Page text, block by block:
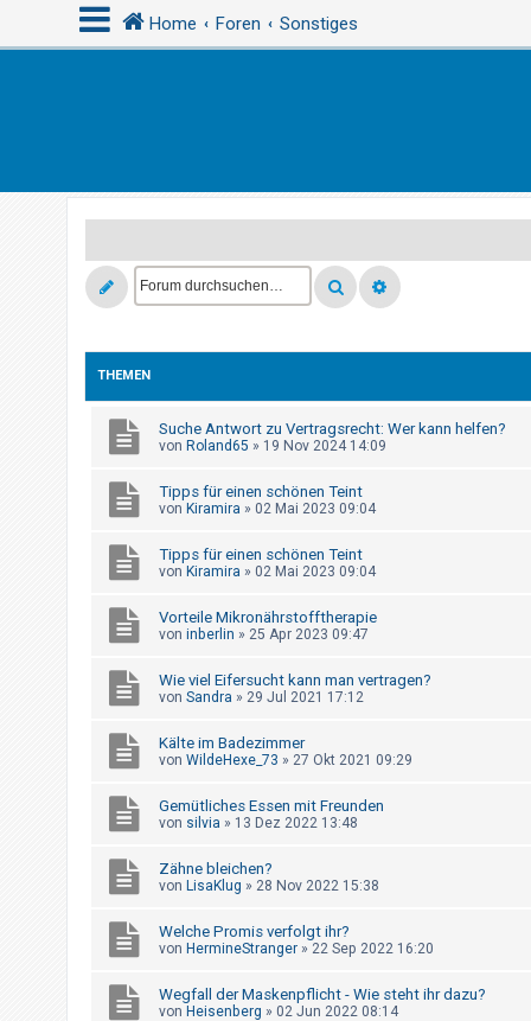
Home Foren Sonstiges
THEMEN
Suche Antwort zu Vertragsrecht: Wer kann helfen?
von Roland65 » 19 Nov 2024 14:09
Tipps für einen schönen Teint
von Kiramira » 02 Mai 2023 09:04
Tipps für einen schönen Teint
von Kiramira » 02 Mai 2023 09:04
Vorteile Mikronährstofftherapie
von inberlin » 25 Apr 2023 09:47
Wie viel Eifersucht kann man vertragen?
von Sandra » 29 Jul 2021 17:12
Kälte im Badezimmer
von WildeHexe_73 » 27 Okt 2021 09:29
Gemütliches Essen mit Freunden
von silvia » 13 Dez 2022 13:48
Zähne bleichen?
von LisaKlug » 28 Nov 2022 15:38
Welche Promis verfolgt ihr?
von HermineStranger » 22 Sep 2022 16:20
Wegfall der Maskenpflicht - Wie steht ihr dazu?
von Heisenberg » 02 Jun 2022 08:14